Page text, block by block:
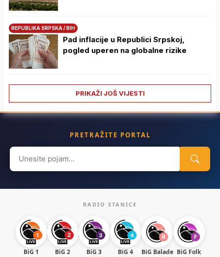
REPUBLIKA SRPSKA / BIH
Pad inflacije u Republici Srpskoj,
pogled uperen na globalne rizike
PRIKAŽI JOŠ VIJESTI
PRETRAŽITE PORTAL
Search
for:
RADIO STANICE
BiG 1 BiG 2 BiG 3 BiG 4 BiG Balade BiG Folk